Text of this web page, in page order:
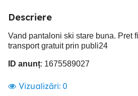
Descriere
Vand pantaloni ski stare buna. Pret
transport gratuit prin publi24
ID anunț: 1675589027
Vizualizări: 0